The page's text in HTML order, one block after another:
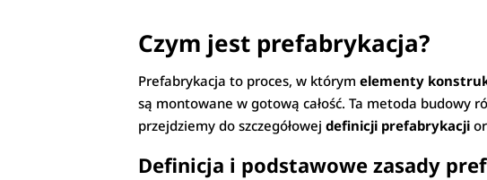
Czym jest prefabrykacja?
Prefabrykacja to proces, w którymelementy
są montowane w gotową całość. Ta metoda budowy
przejdziemy do szczegółowejdefinicji prefabrykacji
Definicja i podstawowe zasady